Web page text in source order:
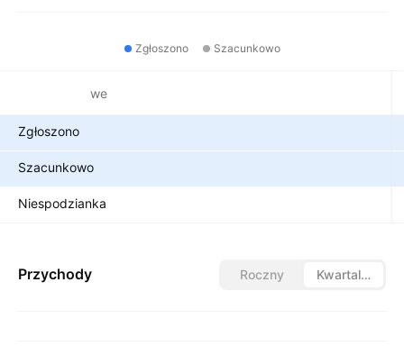
Zgłoszono Szacunkowo
Metryki finansowe
Zgłoszono
Szacunkowo
Niespodzianka
Przychody Roczny Kwartalny